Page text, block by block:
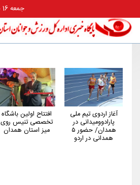
جمعه 16 مرداد 1405
آغاز اردوی تیم ملی
پارادوومیدانی در
همدان/ حضور ۵
همدانی در اردو
افتتاح اولین باشگاه
تخصصی تنیس روی
میز استان همدان